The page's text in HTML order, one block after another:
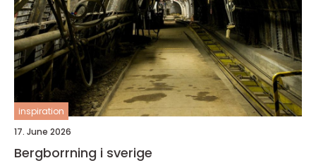
inspiration
17. June 2026
Bergborrning i sverige